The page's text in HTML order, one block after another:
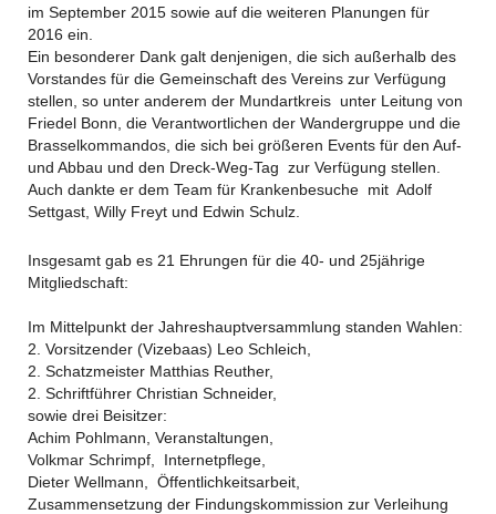
im September 2015 sowie auf die weiteren Planungen für
2016 ein.
Ein besonderer Dank galt denjenigen, die sich außerhalb des
Vorstandes für die Gemeinschaft des Vereins zur Verfügung
stellen, so unter anderem der Mundartkreis unter Leitung von
Friedel Bonn, die Verantwortlichen der Wandergruppe und die
Brasselkommandos, die sich bei größeren Events für den Auf-
und Abbau und den Dreck-Weg-Tag zur Verfügung stellen.
Auch dankte er dem Team für Krankenbesuche mit Adolf
Settgast, Willy Freyt und Edwin Schulz.
Insgesamt gab es 21 Ehrungen für die 40- und 25jährige
Mitgliedschaft​:
Im Mittelpunkt der Jahreshauptversammlung standen Wahlen:
2. Vorsitzender (Vizebaas) Leo Schleich,
2. Schatzmeister Matthias Reuther,
2. Schriftführer Christian Schneider,
sowie drei Beisitzer:
Achim Pohlmann, Veranstaltungen,
Volkmar Schrimpf, Internetpflege,
Dieter Wellmann, Öffentlichkeitsarbeit,
​Zusammensetzung der Findungskommission zur Verleihung